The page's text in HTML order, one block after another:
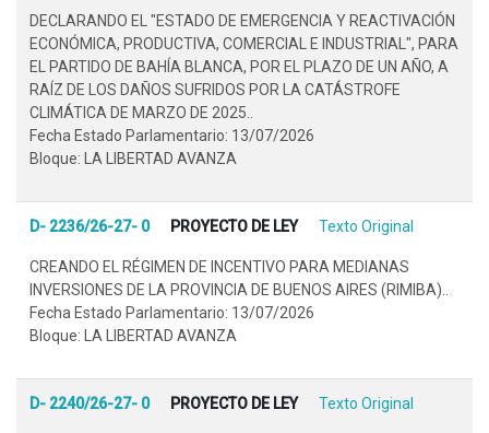
DECLARANDO EL "ESTADO DE EMERGENCIA Y REACTIVACIÓN
ECONÓMICA, PRODUCTIVA, COMERCIAL E INDUSTRIAL", PARA
EL PARTIDO DE BAHÍA BLANCA, POR EL PLAZO DE UN AÑO, A
RAÍZ DE LOS DAÑOS SUFRIDOS POR LA CATÁSTROFE
CLIMÁTICA DE MARZO DE 2025..
Fecha Estado Parlamentario: 13/07/2026
Bloque: LA LIBERTAD AVANZA
D- 2236/26-27- 0 PROYECTO DE LEY Texto Original
CREANDO EL RÉGIMEN DE INCENTIVO PARA MEDIANAS
INVERSIONES DE LA PROVINCIA DE BUENOS AIRES (RIMIBA)..
Fecha Estado Parlamentario: 13/07/2026
Bloque: LA LIBERTAD AVANZA
D- 2240/26-27- 0 PROYECTO DE LEY Texto Original